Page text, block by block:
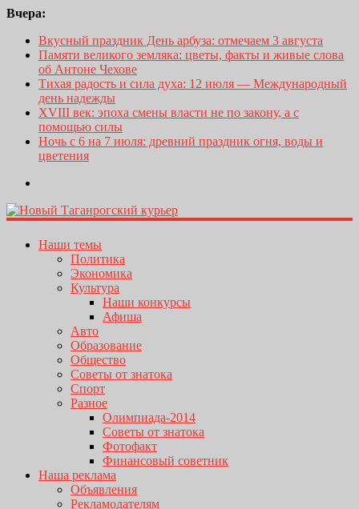
Вчера:
Вкусный праздник День арбуза: отмечаем 3 августа
Памяти великого земляка: цветы, факты и живые слова
об Антоне Чехове
Тихая радость и сила духа: 12 июля — Международный
день надежды
XVIII век: эпоха смены власти не по закону, а с
помощью силы
Ночь с 6 на 7 июля: древний праздник огня, воды и
цветения
Наши темы
Политика
Экономика
Культура
Наши конкурсы
Афиша
Авто
Образование
Общество
Советы от знатока
Спорт
Разное
Олимпиада-2014
Советы от знатока
Фотофакт
Финансовый советник
Наша реклама
Объявления
Рекламодателям